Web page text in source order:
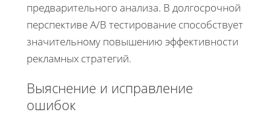
предварительного анализа. В долгосрочной
перспективе A/B тестирование способствует
значительному повышению эффективности
рекламных стратегий.
Выяснение и исправление
ошибок